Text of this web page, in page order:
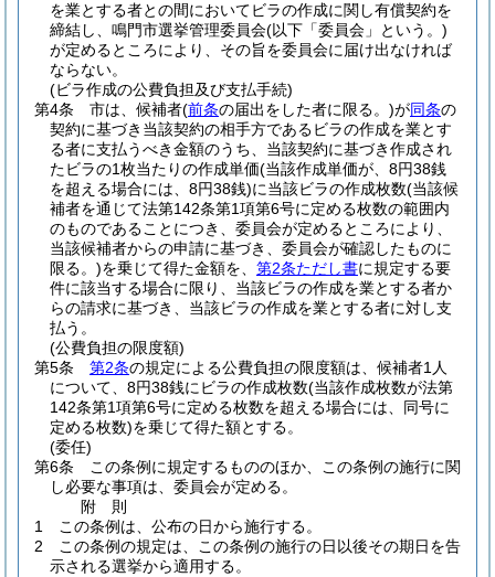
を業とする者との間においてビラの作成に関し有償契約を
締結し、鳴門市選挙管理委員会(以下「委員会」という。)
が定めるところにより、その旨を委員会に届け出なければ
ならない。
(ビラ作成の公費負担及び支払手続)
第4条
市は、候補者(前条の届出をした者に限る。)が同条の
契約に基づき当該契約の相手方であるビラの作成を業とす
る者に支払うべき金額のうち、当該契約に基づき作成され
たビラの1枚当たりの作成単価(当該作成単価が、8円38銭
を超える場合には、8円38銭)に当該ビラの作成枚数(当該候
補者を通じて法第142条第1項第6号に定める枚数の範囲内
のものであることにつき、委員会が定めるところにより、
当該候補者からの申請に基づき、委員会が確認したものに
限る。)を乗じて得た金額を、 第2条ただし書に規定する要
件に該当する場合に限り、当該ビラの作成を業とする者か
らの請求に基づき、当該ビラの作成を業とする者に対し支
払う。
(公費負担の限度額)
第5条
第2条の規定による公費負担の限度額は、候補者1人
について、8円38銭にビラの作成枚数(当該作成枚数が法第
142条第1項第6号に定める枚数を超える場合には、同号に
定める枚数)を乗じて得た額とする。
(委任)
第6条
この条例に規定するもののほか、この条例の施行に関
し必要な事項は、委員会が定める。
附 則
1
この条例は、公布の日から施行する。
2
この条例の規定は、この条例の施行の日以後その期日を告
示される選挙から適用する。